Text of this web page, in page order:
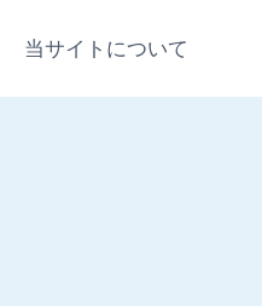
当サイトについて